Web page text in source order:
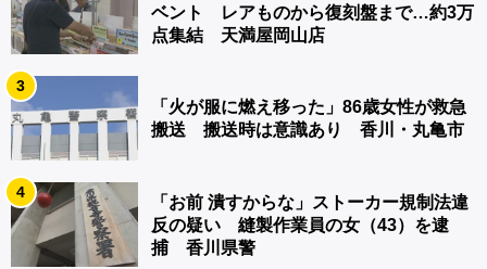
ベント レアものから復刻盤まで…約3万
点集結 天満屋岡山店
3
「火が服に燃え移った」86歳女性が救急
搬送 搬送時は意識あり 香川・丸亀市
4
「お前 潰すからな」ストーカー規制法違
反の疑い 縫製作業員の女（43）を逮
捕 香川県警